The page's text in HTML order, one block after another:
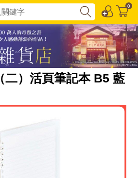
0
）活頁筆記本 B5 藍